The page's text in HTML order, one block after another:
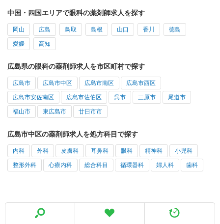
中国・四国エリアで眼科の薬剤師求人を探す
岡山 広島 鳥取 島根 山口 香川 徳島
愛媛 高知
広島県の眼科の薬剤師求人を市区町村で探す
広島市 広島市中区 広島市南区 広島市西区
広島市安佐南区 広島市佐伯区 呉市 三原市 尾道市
福山市 東広島市 廿日市市
広島市中区の薬剤師求人を処方科目で探す
内科 外科 皮膚科 耳鼻科 眼科 精神科 小児科
整形外科 心療内科 総合科目 循環器科 婦人科 歯科